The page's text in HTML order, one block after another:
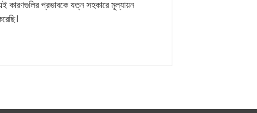
কারণগুলির প্রভাবকে যত্ন সহকারে মূল্যায়ন